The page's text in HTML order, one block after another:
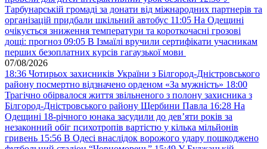
Тарбунарській громаді за донати від міжнародних партнерів та
організацій придбали шкільний автобус 11:05 На Одещині
очікується зниження температури та короткочасні грозові
дощі: прогноз 09:05 В Ізмаїлі вручили сертифікати учасникам
перших безоплатних курсів гагаузької мови
07/08/2026
18:36 Чотирьох захисників України з Білгород-Дністровського
району посмертно відзначено орденом «За мужність» 18:00
Трагічно обірвалося життя звільненого з полону захисника з
Білгород-Дністровського району Щербини Павла 16:28 На
Одещині 18-річного юнака засудили до дев’яти років за
незаконний обіг психотропів вартістю у кілька мільйонів
гривень 15:56 В Одесі внаслідок ворожого удару пошкоджено